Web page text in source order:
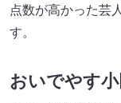
点数が高かった芸
す。
おいでやす小